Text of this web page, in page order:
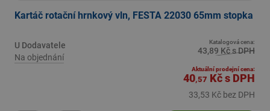
Kartáč rotační hrnkový vln, FESTA 22030 65mm stopka
U Dodavatele
Na objednání
Katalogová cena:
43,89 Kč s DPH
Aktuální prodejní cena:
40,57 Kčs DPH
33,53 Kč bez DPH